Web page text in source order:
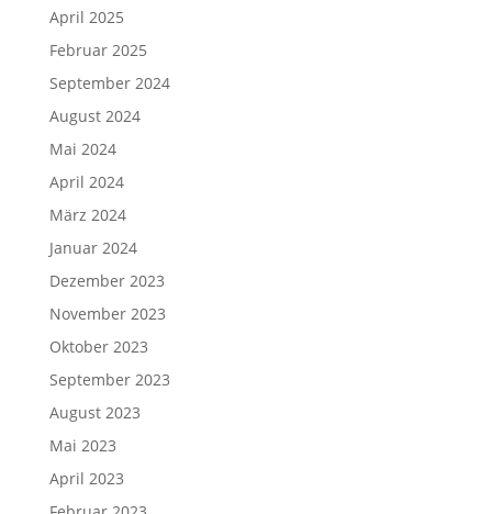
April 2025
Februar 2025
September 2024
August 2024
Mai 2024
April 2024
März 2024
Januar 2024
Dezember 2023
November 2023
Oktober 2023
September 2023
August 2023
Mai 2023
April 2023